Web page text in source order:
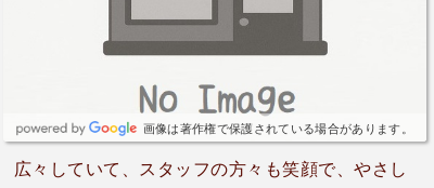
画像は著作権で保護されている場合があります。
広々していて、スタッフの方々も笑顔で、やさし